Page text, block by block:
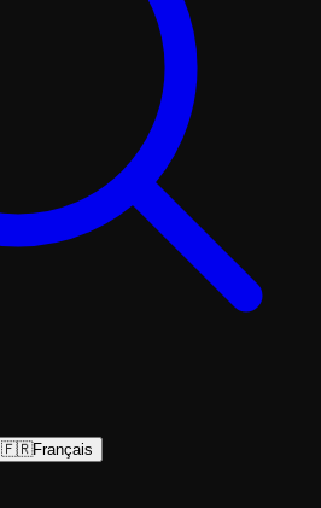
🇫🇷Français